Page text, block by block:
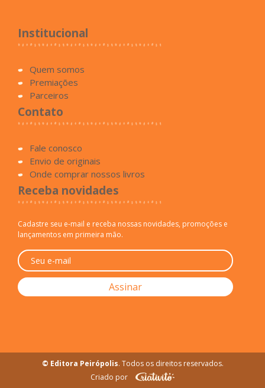
Institucional
Quem somos
Premiações
Parceiros
Contato
Fale conosco
Envio de originais
Onde comprar nossos livros
Receba novidades
Cadastre seu e-mail e receba nossas novidades, promoções e
lançamentos em primeira mão.
© Editora Peirópolis. Todos os direitos reservados.
Criado por